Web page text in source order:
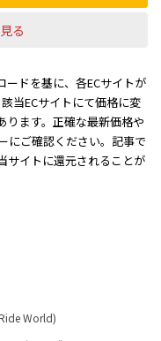
る
ドを基に、各ECサイトが
当ECサイトにて価格に変
ります。正確な最新価格や
にご確認ください。記事で
サイトに還元されることが
World)